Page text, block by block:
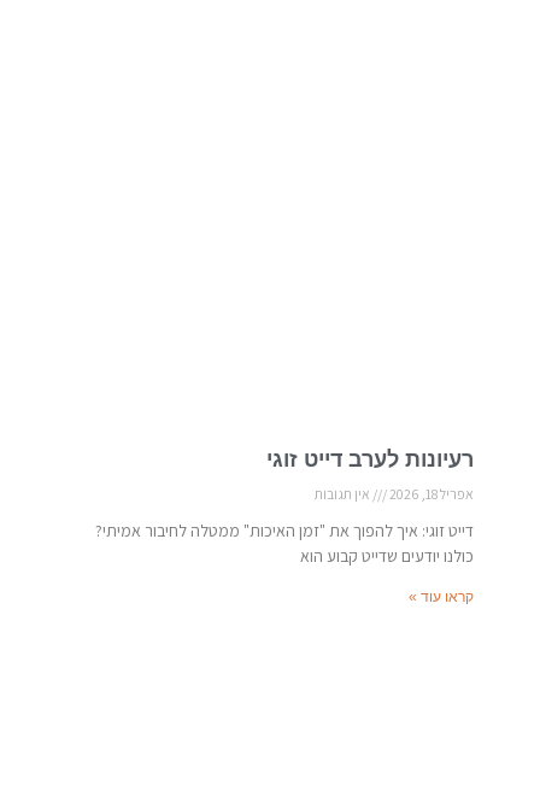
רעיונות לערב דייט זוגי
אפריל 18, 2026 אין תגובות
דייט זוגי: איך להפוך את "זמן האיכות" ממטלה לחיבור אמיתי?
כולנו יודעים שדייט קבוע הוא
קראו עוד »